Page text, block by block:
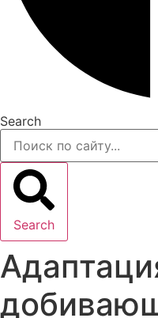
Search
Search